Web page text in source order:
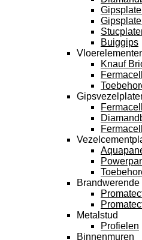
Buiggips
Knauf
Fermacell
Brandwerende
Metalstud
Profielen
Binnenmuren